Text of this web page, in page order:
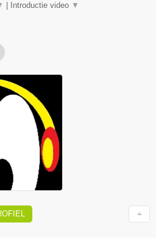
Introductie video ▼